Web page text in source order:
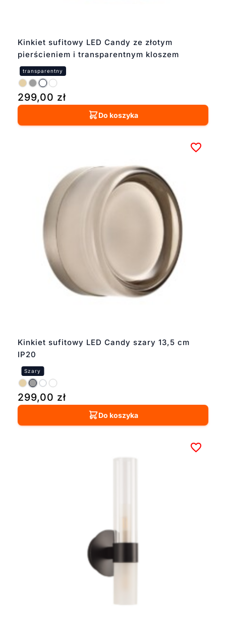
Kinkiet sufitowy LED Candy ze złotym
pierścieniem i transparentnym kloszem
299,00 zł
Do koszyka
Kinkiet sufitowy LED Candy szary 13,5 cm
IP20
299,00 zł
Do koszyka